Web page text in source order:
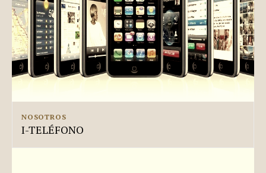
NOSOTROS
I-TELÉFONO